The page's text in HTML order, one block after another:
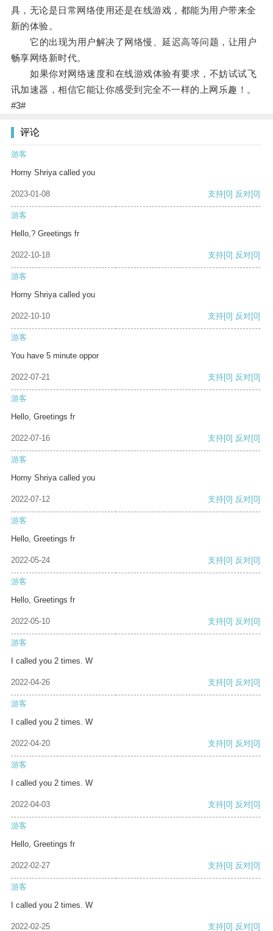
具，无论是日常网络使用还是在线游戏，都能为用户带来全
新的体验。
它的出现为用户解决了网络慢、延迟高等问题，让用户
畅享网络新时代。
如果你对网络速度和在线游戏体验有要求，不妨试试飞
讯加速器，相信它能让你感受到完全不一样的上网乐趣！。
#3#
评论
游客
Horny Shriya called you
2023-01-08 支持[0] 反对[0]
游客
Hello,? Greetings fr
2022-10-18 支持[0] 反对[0]
游客
Horny Shriya called you
2022-10-10 支持[0] 反对[0]
游客
You have 5 minute oppor
2022-07-21 支持[0] 反对[0]
游客
Hello, Greetings fr
2022-07-16 支持[0] 反对[0]
游客
Horny Shriya called you
2022-07-12 支持[0] 反对[0]
游客
Hello, Greetings fr
2022-05-24 支持[0] 反对[0]
游客
Hello, Greetings fr
2022-05-10 支持[0] 反对[0]
游客
I called you 2 times. W
2022-04-26 支持[0] 反对[0]
游客
I called you 2 times. W
2022-04-20 支持[0] 反对[0]
游客
I called you 2 times. W
2022-04-03 支持[0] 反对[0]
游客
Hello, Greetings fr
2022-02-27 支持[0] 反对[0]
游客
I called you 2 times. W
2022-02-25 支持[0] 反对[0]